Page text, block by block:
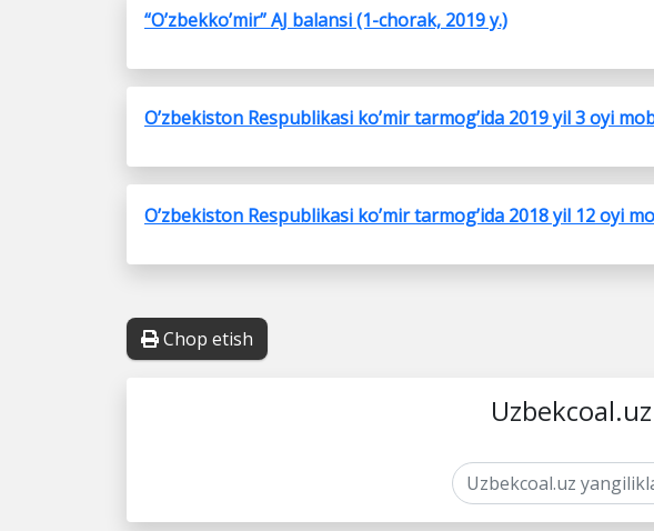
“O’zbekko’mir” AJ balansi (1-chorak, 2019 y.)
O’zbekiston Respublikasi ko’mir tarmog’ida 2019 yil 3 oyi
O’zbekiston Respublikasi ko’mir tarmog’ida 2018 yil 12 oyi
Chop etish